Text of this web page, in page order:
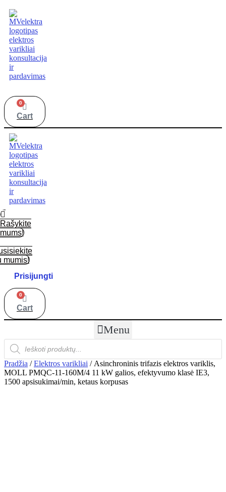
0
Cart
Rašykite
mums!
mumis!
Prisijungti
0
Cart
Menu
Products
search
Pradžia /Elektros varikliai / Asinchroninis trifazis elektros variklis,
MOLL PMQC-11-160M/4 11 kW galios, efektyvumo klasė IE3,
1500 apsisukimai/min, ketaus korpusas